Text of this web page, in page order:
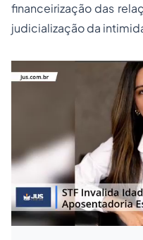
financeirização das
judicialização da